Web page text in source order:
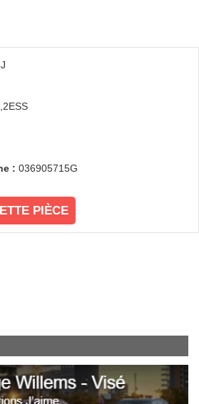
: 036905715G
PIÈCE